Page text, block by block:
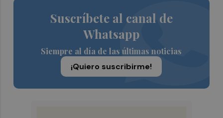
Suscríbete al canal de
Whatsapp
Siempre al día de las últimas noticias
¡Quiero suscribirme!